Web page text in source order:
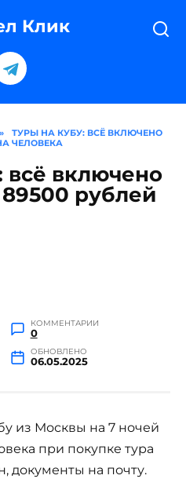
Клик
»
ТУРЫ НА КУБУ: ВСЁ ВКЛЮЧЕНО
ЧЕЛОВЕКА
всё включено
рублей
КОММЕНТАРИИ
0
ОБНОВЛЕНО
06.05.2025
из Москвы на 7 ночей
при покупке тура
документы на почту.